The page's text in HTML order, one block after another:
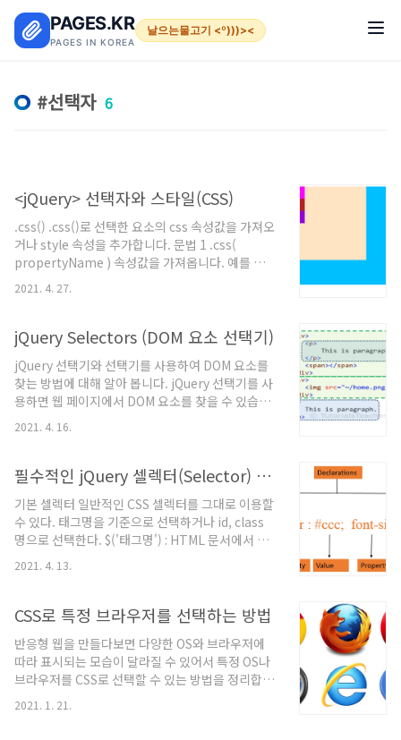
PAGES.KR
PAGES IN KOREA
날으는물고기 <º)))><
선택자 6
<jQuery> 선택자와 스타일(CSS)
.css() .css()로 선택한 요소의 css 속성값을 가져오
거나 style 속성을 추가합니다. 문법 1 .css(
propertyName ) 속성값을 가져옵니다. 예를 들어
$( "h1" ).css( "color" ); 는 h1 요소의 스타일 중
color 속성의 값을 가져옵니다. 문법 2 .css(
다. 예를 들어 $( "h1" ).css( "color", "green" );
는 h1 요소에 style 속성을 추가하여 글자색을 녹색
으로 바꿉니다. ... .grand { width: 400px;
height: 400px; background-color:
deepskyblue; } .parent { width: 300px;
height: ..
2021. 4. 27.
jQuery Selectors (DOM 요소 선택기)
jQuery 선택기와 선택기를 사용하여 DOM 요소를
찾는 방법에 대해 알아 봅니다. jQuery 선택기를 사
용하면 웹 페이지에서 DOM 요소를 찾을 수 있습니
다. 대부분의 경우 jQuery에서 선택기 함수 $()로 시
작합니다. $(selector expression, context)
표현식 매개 변수는 요소와 일치하는 패턴을 지정합
니다. jQuery는 CSS 선택기 패턴과 요소를 일치시
키는 자체 패턴을 사용합니다. 컨텍스트 매개 변수
는 선택 사항입니다. jQuery가 일치하는 요소를 검
색하기 시작하는 DOM 계층 구조의 요소를 지정합
니다. jQuery에서 일반적으로 사용되는 선택기를
2021. 4. 16.
필수적인 jQuery 셀렉터(Selector) 기능
기본 셀렉터 일반적인 CSS 셀렉터를 그대로 이용할
수 있다. 태그명을 기준으로 선택하거나 id, class
명으로 선택한다. $('태그명') : HTML 문서에서 해
당 태그를 모두 선택 $('#id') : HTML 문서에서 해당
id가 지정된 element 선택 $('.class명') : HTML
- HTML Paragraph Element Division
Element Division Element - Script
$(function(){ var element = $('p');
alert(element.html()); element =
$('#divID'); alert(element.html()); element
= $('.className'..
2021. 4. 13.
CSS로 특정 브라우저를 선택하는 방법
반응형 웹을 만들다보면 다양한 OS와 브라우저에
따라 표시되는 모습이 달라질 수 있어서 특정 OS나
브라우저를 CSS로 선택할 수 있는 방법을 정리합니
CSS 속성만으로는 다소 어려움이 있다. 선택자와
2021. 1. 21.